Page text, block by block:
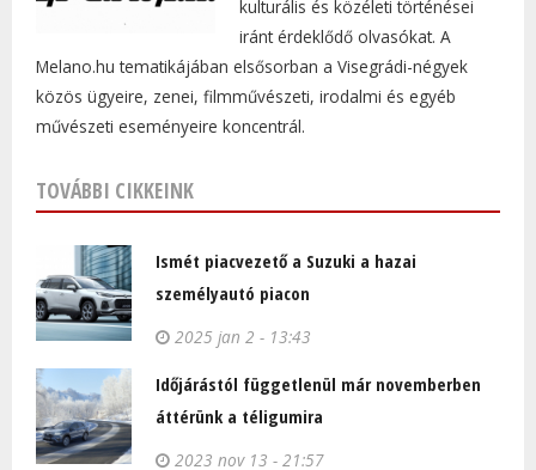
kulturális és közéleti történései
iránt érdeklődő olvasókat. A
Melano.hu tematikájában elsősorban a Visegrádi-négyek
közös ügyeire, zenei, filmművészeti, irodalmi és egyéb
művészeti eseményeire koncentrál.
TOVÁBBI CIKKEINK
Ismét piacvezető a Suzuki a hazai
személyautó piacon
2025 jan 2 - 13:43
Időjárástól függetlenül már novemberben
áttérünk a téligumira
2023 nov 13 - 21:57